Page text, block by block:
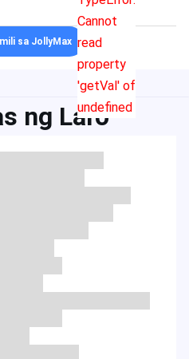
Cannot
read
property
'getVal' of
undefined
sa JollyMax
ng Laro